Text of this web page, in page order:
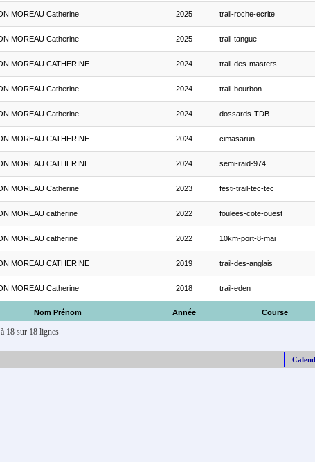
Nom Prénom Année Course
MOREAU Catherine 2025 trail-roche-ecrite
MOREAU Catherine 2025 trail-tangue
MOREAU CATHERINE 2024 trail-des-masters
MOREAU Catherine 2024 trail-bourbon
MOREAU Catherine 2024 dossards-TDB
MOREAU CATHERINE 2024 cimasarun
MOREAU CATHERINE 2024 semi-raid-974
MOREAU Catherine 2023 festi-trail-tec-tec
MOREAU catherine 2022 foulees-cote-ouest
MOREAU catherine 2022 10km-port-8-mai
MOREAU CATHERINE 2019 trail-des-anglais
MOREAU Catherine 2018 trail-eden
18 sur 18 lignes